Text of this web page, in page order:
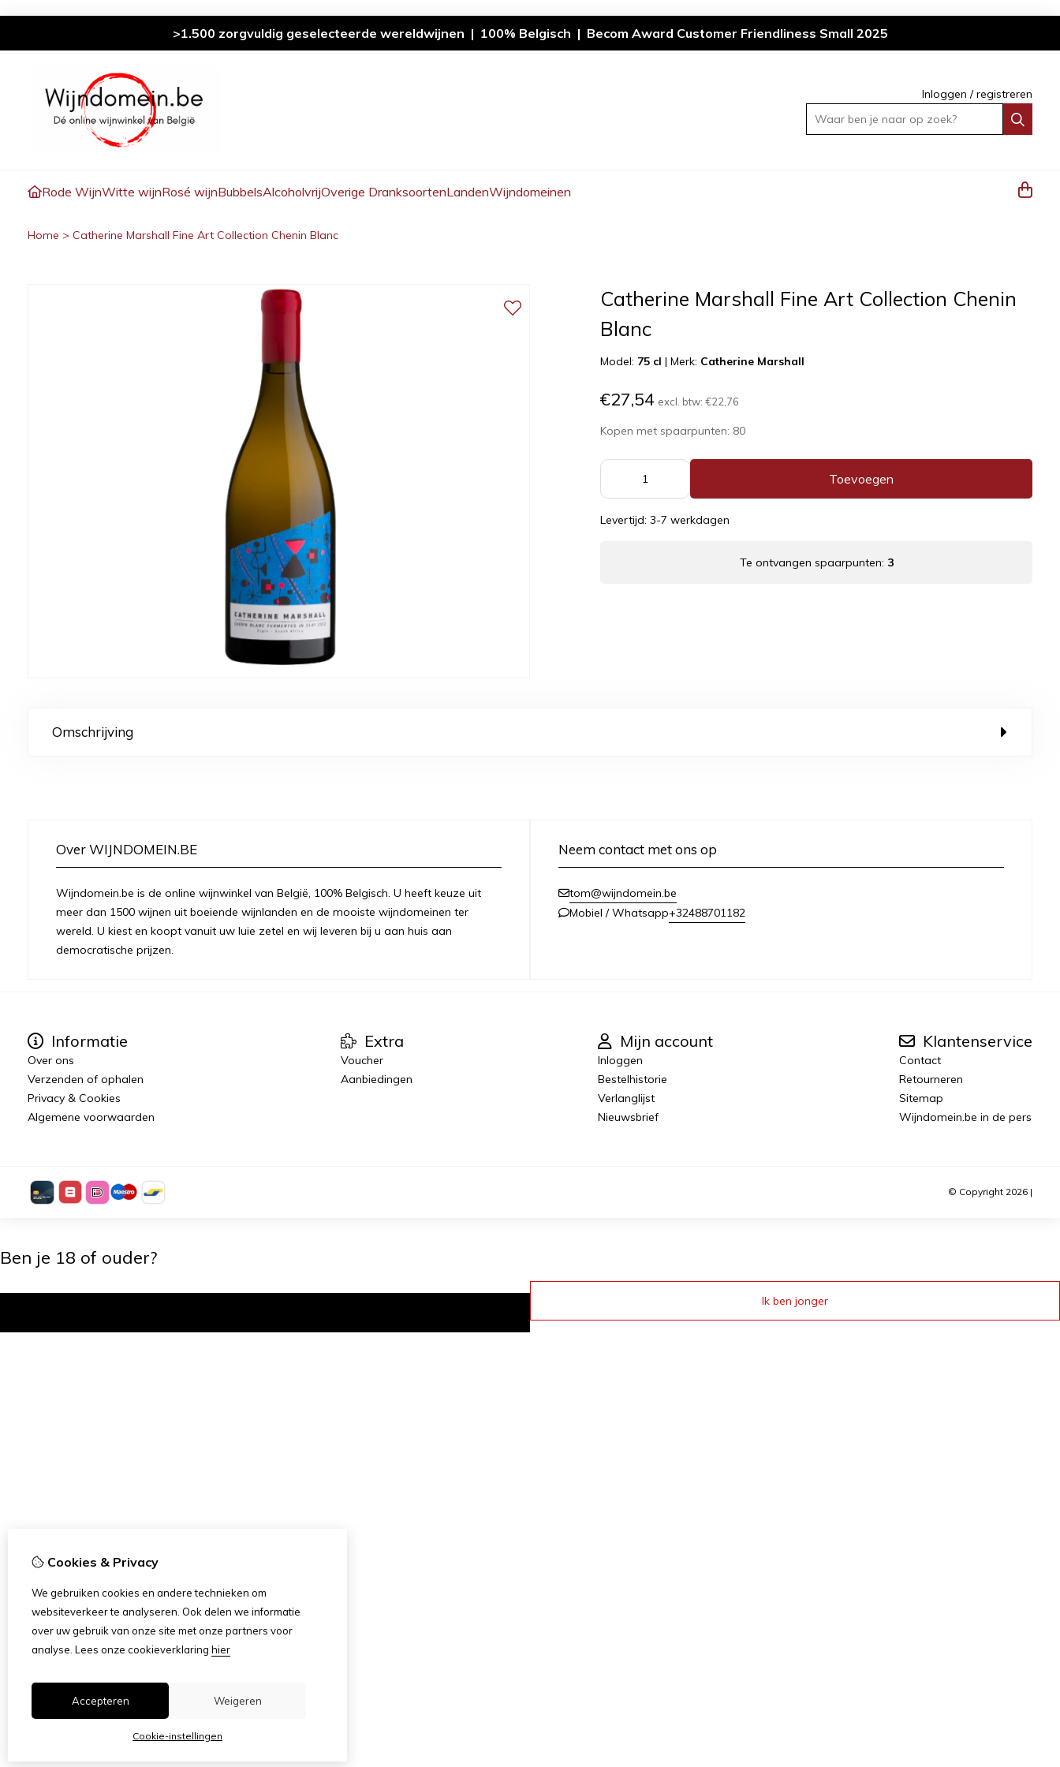
>1.500 zorgvuldig geselecteerde wereldwijnen | 100% Belgisch | Becom Award Customer Friendliness Small 2025
Inloggen /registreren
Waar ben je naar op zoek?
Rode WijnWitte wijnRosé wijnBubbelsAlcoholvrijOverige DranksoortenLandenWijndomeinen
Home > Catherine Marshall Fine Art Collection Chenin Blanc
Catherine Marshall Fine Art Collection Chenin
Blanc
Model: 75 cl |Merk: Catherine Marshall
€27,54 excl. btw:€22,76
Kopen met spaarpunten: 80
Toevoegen
Levertijd: 3-7 werkdagen
Te ontvangen spaarpunten: 3
Omschrijving
Over WIJNDOMEIN.BE
Wijndomein.be is de online wijnwinkel van België, 100% Belgisch. U heeft keuze uit
meer dan 1500 wijnen uit boeiende wijnlanden en de mooiste wijndomeinen ter
wereld. U kiest en koopt vanuit uw luie zetel en wij leveren bij u aan huis aan
democratische prijzen.
Neem contact met ons op
tom@wijndomein.be
Mobiel / Whatsapp+32488701182
Informatie
Over ons
Verzenden of ophalen
Privacy & Cookies
Algemene voorwaarden
Extra
Voucher
Aanbiedingen
Mijn account
Inloggen
Bestelhistorie
Verlanglijst
Nieuwsbrief
Klantenservice
Contact
Retourneren
Sitemap
Wijndomein.be in de pers
© Copyright 2026 |
Cookies & Privacy
We gebruiken cookies en andere technieken om
websiteverkeer te analyseren. Ook delen we informatie
over uw gebruik van onze site met onze partners voor
analyse. Lees onze cookieverklaring hier
Accepteren Weigeren
Cookie-instellingen
Ben je 18 of ouder?
Ik ben jonger